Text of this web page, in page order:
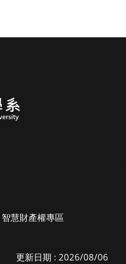
智慧財產權專區
更新日期 : 2026/08/06